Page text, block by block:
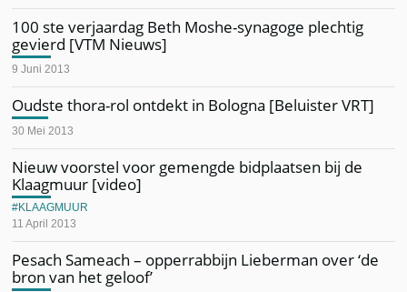
100 ste verjaardag Beth Moshe-synagoge plechtig
gevierd [VTM Nieuws]
9 Juni 2013
Oudste thora-rol ontdekt in Bologna [Beluister VRT]
30 Mei 2013
Nieuw voorstel voor gemengde bidplaatsen bij de
Klaagmuur [video]
11 April 2013
KLAAGMUUR
Pesach Sameach – opperrabbijn Lieberman over ‘de
bron van het geloof’